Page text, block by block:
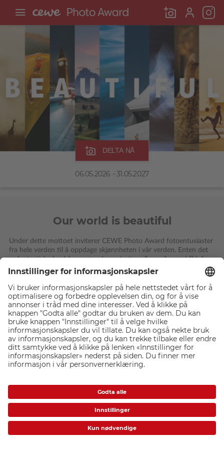
06.05.2026 - 31.05.2027
DELTA NÅ
Our world is beautiful
Under dette mottoet inviterer CEWE Photo Award fotoentusiaster
fra hele verden til å oppdage skjønnheten i vår verden. Enten det
er fantastiske landskap, rørende portretter eller unike øyeblikk fra
hverdagen – del ditt blikk på verden og send inn dine beste bilder.
Med ti varierte kategorier, i tillegg til Young Talent Award for unge
talenter på 25 år og yngre, har alle muligheten til å delta i verdens
største fotokonkurranse og vinne premier til en samlet verdi av
250 000 euro.
Og slik blir du med: